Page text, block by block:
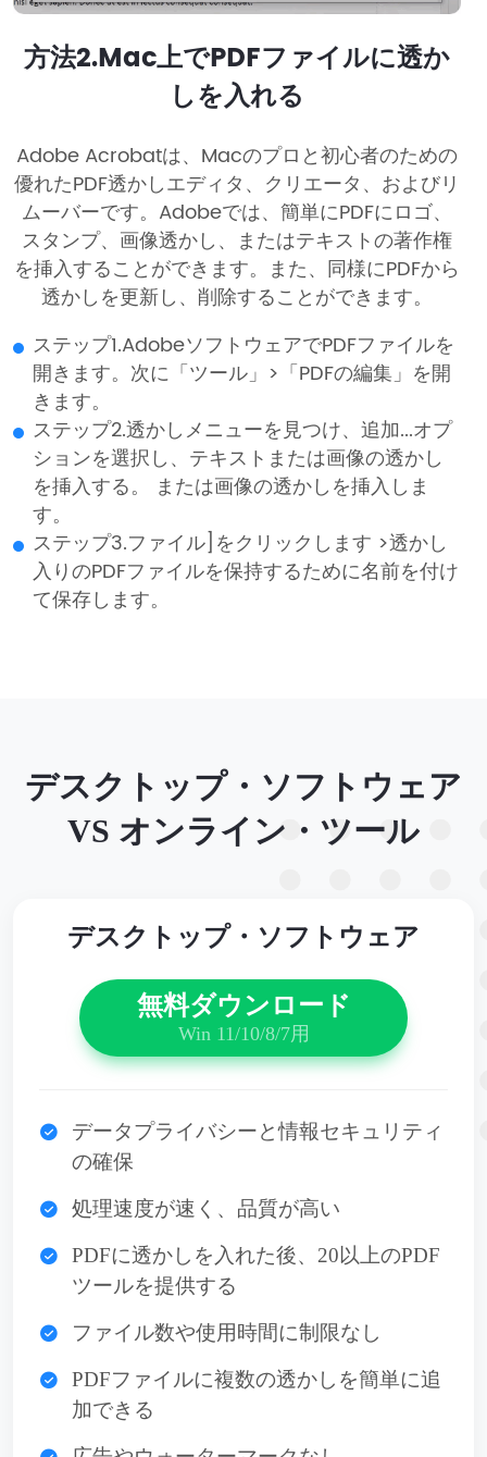
方法2.Mac上でPDFファイルに透か
しを入れる
Adobe Acrobatは、Macのプロと初心者のための
優れたPDF透かしエディタ、クリエータ、およびリ
ムーバーです。Adobeでは、簡単にPDFにロゴ、
スタンプ、画像透かし、またはテキストの著作権
を挿入することができます。また、同様にPDFから
透かしを更新し、削除することができます。
ステップ1.AdobeソフトウェアでPDFファイルを
開きます。次に「ツール」>「PDFの編集」を開
きます。
ステップ2.透かしメニューを見つけ、追加...オプ
ションを選択し、テキストまたは画像の透かし
を挿入する。 または画像の透かしを挿入しま
す。
ステップ3.ファイル]をクリックします >透かし
入りのPDFファイルを保持するために名前を付け
て保存します。
デスクトップ・ソフトウェア
VS オンライン・ツール
デスクトップ・ソフトウェア
無料ダウンロード
Win 11/10/8/7用
データプライバシーと情報セキュリティ
の確保
処理速度が速く、品質が高い
PDFに透かしを入れた後、20以上のPDF
ツールを提供する
ファイル数や使用時間に制限なし
PDFファイルに複数の透かしを簡単に追
加できる